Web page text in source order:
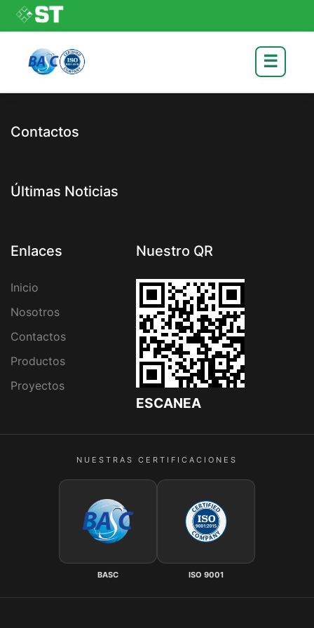
☰
Contactos
Últimas Noticias
Enlaces
Inicio
Nosotros
Contactos
Productos
Proyectos
Nuestro QR
ESCANEA
NUESTRAS CERTIFICACIONES
BASC ISO 9001